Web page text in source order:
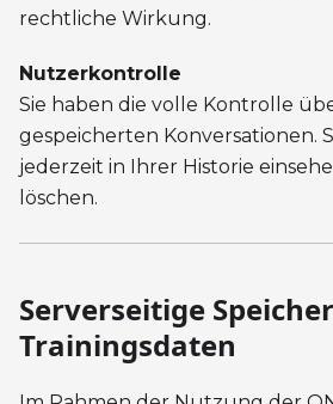
rechtliche Wirkung.
Nutzerkontrolle
Sie haben die volle Kontrolle
gespeicherten Konversationen.
jederzeit in Ihrer Historie
löschen.
Serverseitige
Trainingsdaten